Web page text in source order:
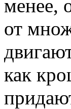
менее,
от
как